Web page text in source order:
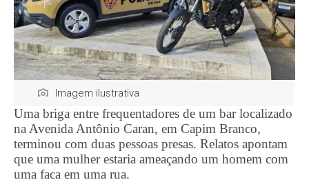
Imagem ilustrativa
Uma briga entre frequentadores de um bar localizado
na Avenida Antônio Caran, em Capim Branco,
terminou com duas pessoas presas. Relatos apontam
que uma mulher estaria ameaçando um homem com
uma faca em uma rua.